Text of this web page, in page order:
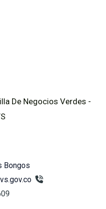
De Negocios Verdes -
Bongos